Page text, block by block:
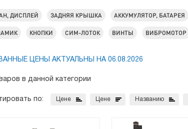
ДИСПЛЕЙ ЗАДНЯЯ КРЫШКА АККУМУЛЯТОР, БАТАРЕЯ
КНОПКИ СИМ-ЛОТОК ВИНТЫ ВИБРОМОТОР
ЦЕНЫ АКТУАЛЬНЫ НА 06.08.2026
в данной категории
по: Цене Цене Названию